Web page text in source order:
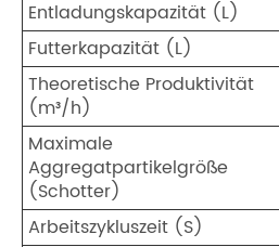
Entladungskapazität (L)
Futterkapazität (L)
Theoretische Produktivität
(m³/h)
Maximale
Aggregatpartikelgröße
(Schotter)
Arbeitszykluszeit (S)